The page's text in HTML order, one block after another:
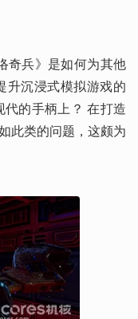
奇兵》是如何为其他
升沉浸式模拟游戏的
的手柄上？ 在打造
此类的问题，这颇为